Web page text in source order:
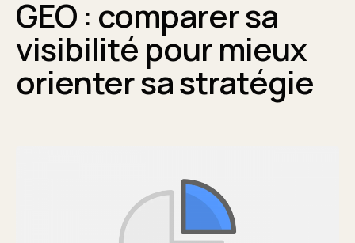
GEO : comparer sa
visibilité pour mieux
orienter sa stratégie